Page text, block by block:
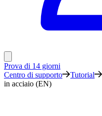
Prova di 14 giorni
Centro di supporto
Tutorial
in acciaio (EN)